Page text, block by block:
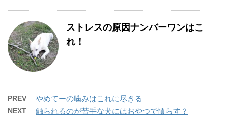
ストレスの原因ナンバーワンはこ
れ！
PREV やめてーの噛みはこれに尽きる
NEXT 触られるのが苦手な犬にはおやつで慣らす？